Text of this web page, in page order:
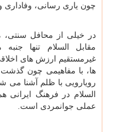
چون یاری رسانی، وفاداری
در خیلی از محافل
مقابل السلام تنها
غیرمستقیم ارزش های
ها، با مفاهیمی چون
رویارویی با ظلم آشنا می
السلام در فرهنگ
عملی جوانمردی است.